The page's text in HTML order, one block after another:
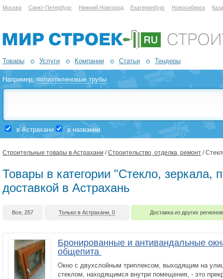
Москва Санкт-Петербург Нижний Новгород Екатеринбург Новосибирск
Товары Услуги Компании Статьи Тендеры
Например,полиэтиленовые трубы
в Астрахани в названии
Строительные товары в Астрахани /Строительство, отделка, ремонт /
Товары в категории "Стекло, зеркала,
доставкой в Астрахань
Все, 257 Только в Астрахани, 0 Доставка из других
Бронированные и антивандальные
общепита
Окно с двухслойным триплексом, выходящим на
стеклом, находящимся внутри помещения, - это